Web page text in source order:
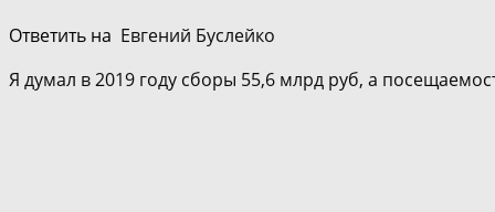
Ответить на Евгений Буслейко
Я думал в 2019 году сборы 55,6 млрд руб, а